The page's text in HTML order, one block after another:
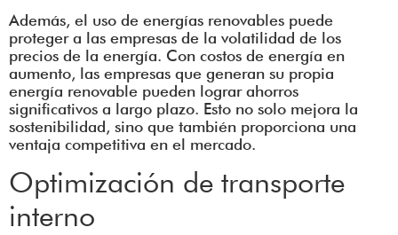
Además, el uso de energías renovables puede
proteger a las empresas de la volatilidad de los
precios de la energía. Con costos de energía en
aumento, las empresas que generan su propia
energía renovable pueden lograr ahorros
significativos a largo plazo. Esto no solo mejora la
sostenibilidad, sino que también proporciona una
ventaja competitiva en el mercado.
Optimización de transporte
interno